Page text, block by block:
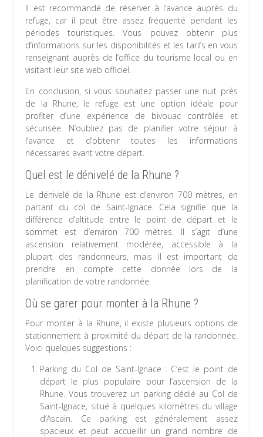
Il est recommandé de réserver à l’avance auprès du
refuge, car il peut être assez fréquenté pendant les
périodes touristiques. Vous pouvez obtenir plus
d’informations sur les disponibilités et les tarifs en vous
renseignant auprès de l’office du tourisme local ou en
visitant leur site web officiel.
En conclusion, si vous souhaitez passer une nuit près
de la Rhune, le refuge est une option idéale pour
profiter d’une expérience de bivouac contrôlée et
sécurisée. N’oubliez pas de planifier votre séjour à
l’avance et d’obtenir toutes les informations
nécessaires avant votre départ.
Quel est le dénivelé de la Rhune ?
Le dénivelé de la Rhune est d’environ 700 mètres, en
partant du col de Saint-Ignace. Cela signifie que la
différence d’altitude entre le point de départ et le
sommet est d’environ 700 mètres. Il s’agit d’une
ascension relativement modérée, accessible à la
plupart des randonneurs, mais il est important de
prendre en compte cette donnée lors de la
planification de votre randonnée.
Où se garer pour monter à la Rhune ?
Pour monter à la Rhune, il existe plusieurs options de
stationnement à proximité du départ de la randonnée.
Voici quelques suggestions :
Parking du Col de Saint-Ignace : C’est le point de
départ le plus populaire pour l’ascension de la
Rhune. Vous trouverez un parking dédié au Col de
Saint-Ignace, situé à quelques kilomètres du village
d’Ascain. Ce parking est généralement assez
spacieux et peut accueillir un grand nombre de